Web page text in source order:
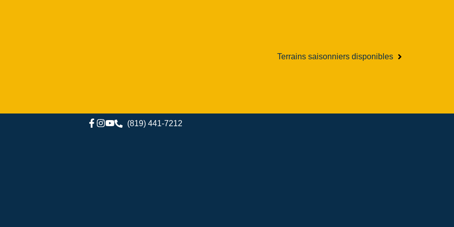
Terrains saisonniers disponibles
(819) 441-7212